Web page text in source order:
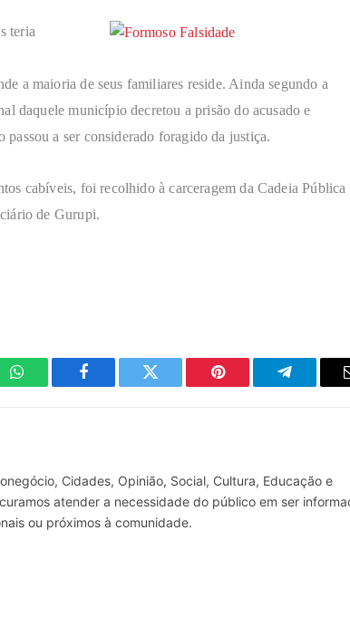
teria
a maioria de seus familiares reside. Ainda segundo a
daquele município decretou a prisão do acusado e
a ser considerado foragido da justiça.
cabíveis, foi recolhido à carceragem da Cadeia Pública
de Gurupi.
WhatsAppFacebook Twitter Pinterest
Cidades, Opinião, Social, Cultura, Educação e
atender a necessidade do público em ser
ou próximos à comunidade.